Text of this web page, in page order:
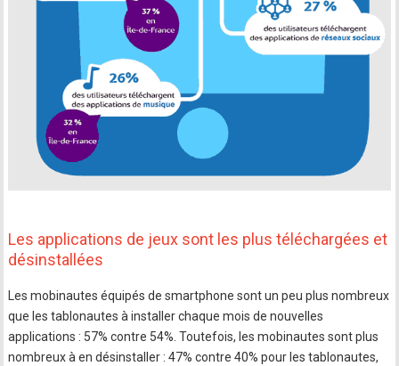
Les applications de jeux sont les plus téléchargées et
désinstallées
Les mobinautes équipés de smartphone sont un peu plus nombreux
que les tablonautes à installer chaque mois de nouvelles
applications : 57% contre 54%. Toutefois, les mobinautes sont plus
nombreux à en désinstaller : 47% contre 40% pour les tablonautes,